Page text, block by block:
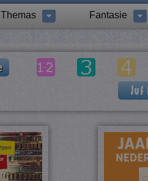
Themas
Fantasie